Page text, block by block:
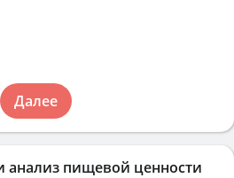
анализ пищевой ценности
Далее